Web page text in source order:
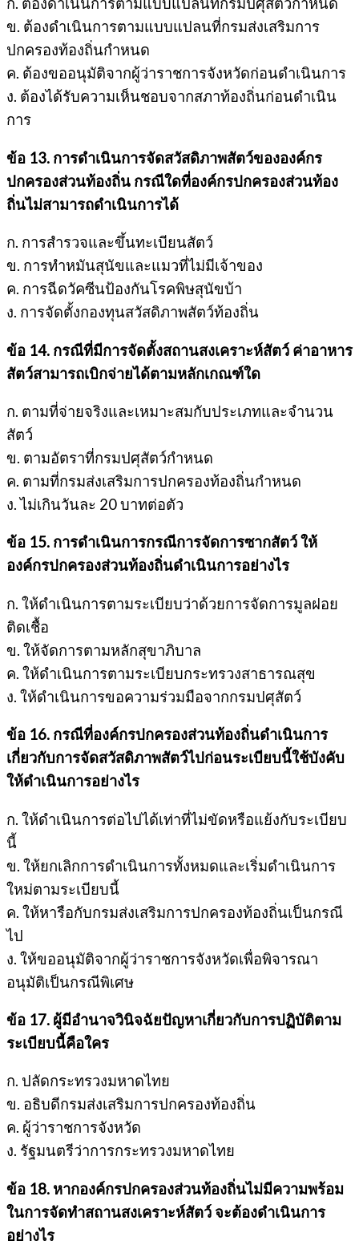
ก. ต้องดำเนินการตามแบบแปลนที่กรมปศุสัตว์กำหนด
ข. ต้องดำเนินการตามแบบแปลนที่กรมส่งเสริมการ
ปกครองท้องถิ่นกำหนด
ค. ต้องขออนุมัติจากผู้ว่าราชการจังหวัดก่อนดำเนินการ
ง. ต้องได้รับความเห็นชอบจากสภาท้องถิ่นก่อนดำเนิน
การ
ข้อ 13. การดำเนินการจัดสวัสดิภาพสัตว์ขององค์กร
ปกครองส่วนท้องถิ่น กรณีใดที่องค์กรปกครองส่วนท้อง
ถิ่นไม่สามารถดำเนินการได้
ก. การสำรวจและขึ้นทะเบียนสัตว์
ข. การทำหมันสุนัขและแมวที่ไม่มีเจ้าของ
ค. การฉีดวัคซีนป้องกันโรคพิษสุนัขบ้า
ง. การจัดตั้งกองทุนสวัสดิภาพสัตว์ท้องถิ่น
ข้อ 14. กรณีที่มีการจัดตั้งสถานสงเคราะห์สัตว์ ค่าอาหาร
สัตว์สามารถเบิกจ่ายได้ตามหลักเกณฑ์ใด
ก. ตามที่จ่ายจริงและเหมาะสมกับประเภทและจำนวน
สัตว์
ข. ตามอัตราที่กรมปศุสัตว์กำหนด
ค. ตามที่กรมส่งเสริมการปกครองท้องถิ่นกำหนด
ง. ไม่เกินวันละ 20 บาทต่อตัว
ข้อ 15. การดำเนินการกรณีการจัดการซากสัตว์ ให้
องค์กรปกครองส่วนท้องถิ่นดำเนินการอย่างไร
ก. ให้ดำเนินการตามระเบียบว่าด้วยการจัดการมูลฝอย
ติดเชื้อ
ข. ให้จัดการตามหลักสุขาภิบาล
ค. ให้ดำเนินการตามระเบียบกระทรวงสาธารณสุข
ง. ให้ดำเนินการขอความร่วมมือจากกรมปศุสัตว์
ข้อ 16. กรณีที่องค์กรปกครองส่วนท้องถิ่นดำเนินการ
เกี่ยวกับการจัดสวัสดิภาพสัตว์ไปก่อนระเบียบนี้ใช้บังคับ
ให้ดำเนินการอย่างไร
ก. ให้ดำเนินการต่อไปได้เท่าที่ไม่ขัดหรือแย้งกับระเบียบ
นี้
ข. ให้ยกเลิกการดำเนินการทั้งหมดและเริ่มดำเนินการ
ใหม่ตามระเบียบนี้
ค. ให้หารือกับกรมส่งเสริมการปกครองท้องถิ่นเป็นกรณี
ไป
ง. ให้ขออนุมัติจากผู้ว่าราชการจังหวัดเพื่อพิจารณา
อนุมัติเป็นกรณีพิเศษ
ข้อ 17. ผู้มีอำนาจวินิจฉัยปัญหาเกี่ยวกับการปฏิบัติตาม
ระเบียบนี้คือใคร
ก. ปลัดกระทรวงมหาดไทย
ข. อธิบดีกรมส่งเสริมการปกครองท้องถิ่น
ค. ผู้ว่าราชการจังหวัด
ง. รัฐมนตรีว่าการกระทรวงมหาดไทย
ข้อ 18. หากองค์กรปกครองส่วนท้องถิ่นไม่มีความพร้อม
ในการจัดทำสถานสงเคราะห์สัตว์ จะต้องดำเนินการ
อย่างไร